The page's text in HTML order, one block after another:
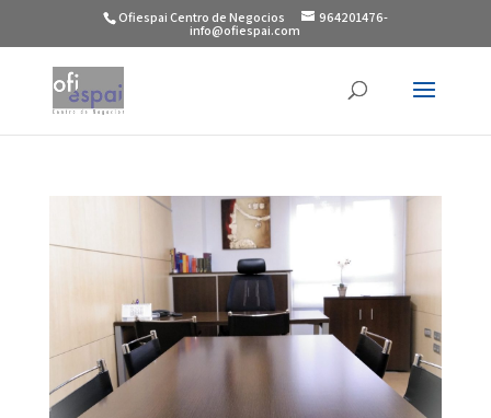
Ofiespai Centro de Negocios
964201476-
info@ofiespai.com